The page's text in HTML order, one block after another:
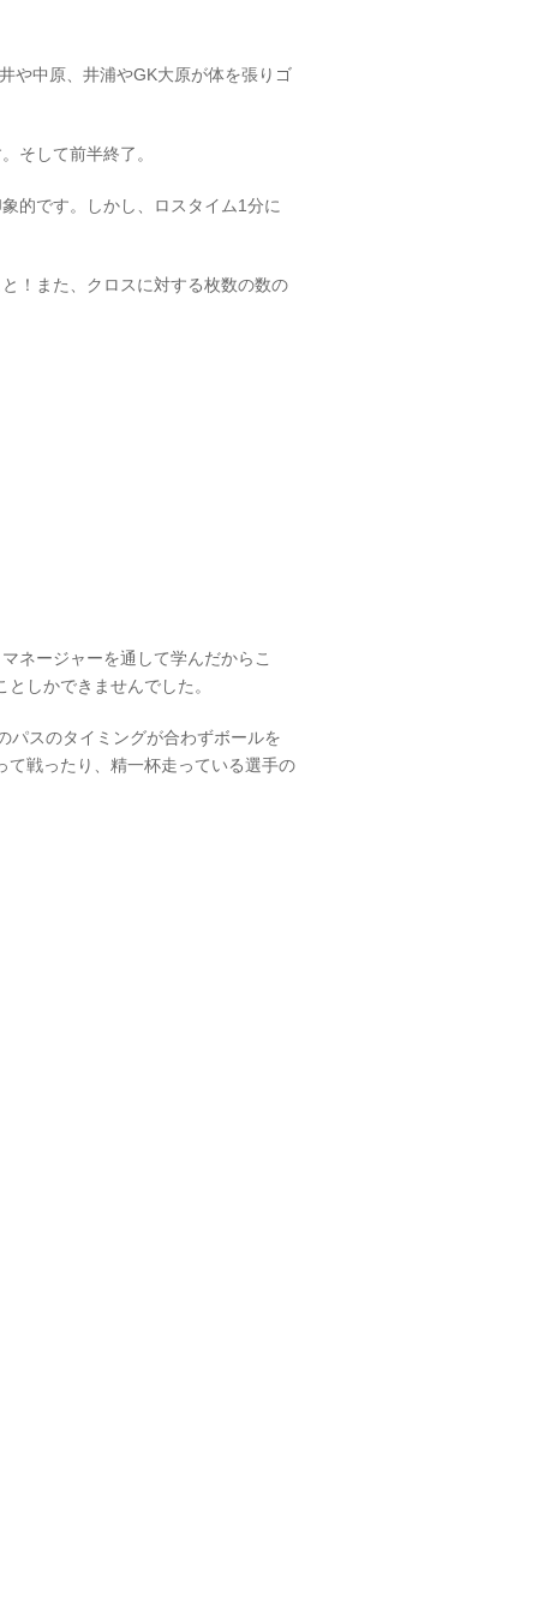
や中原、井浦やGK大原が体を張りゴ
そして前半終了。
的です。しかし、ロスタイム1分に
！また、クロスに対する枚数の数の
ネージャーを通して学んだからこ
しかできませんでした。
パスのタイミングが合わずボールを
て戦ったり、精一杯走っている選手の